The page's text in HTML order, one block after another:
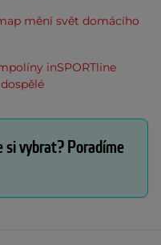
mění svět domácího
inSPORTline
si vybrat? Poradíme